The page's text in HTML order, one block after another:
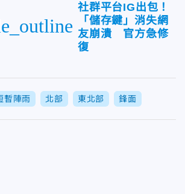
社群平台IG出包！
「儲存鍵」消失網
友崩潰 官方急修
復
暫陣雨 北部 東北部 鋒面